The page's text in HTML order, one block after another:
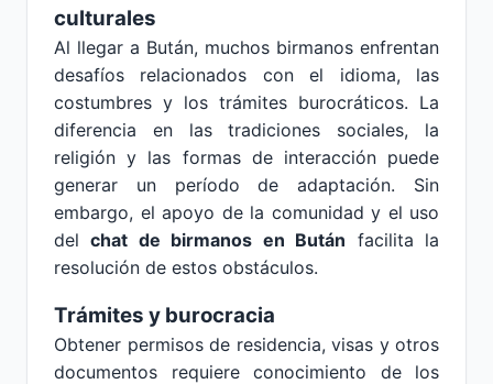
culturales
Al llegar a Bután, muchos birmanos enfrentan
desafíos relacionados con el idioma, las
costumbres y los trámites burocráticos. La
diferencia en las tradiciones sociales, la
religión y las formas de interacción puede
generar un período de adaptación. Sin
embargo, el apoyo de la comunidad y el uso
delchat de birmanos en Bután facilita la
resolución de estos obstáculos.
Trámites y burocracia
Obtener permisos de residencia, visas y otros
documentos requiere conocimiento de los